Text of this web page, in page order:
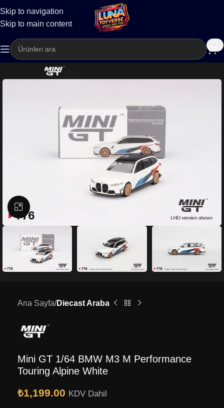
Skip to navigation
Skip to main content
Kargo
Büyütmek için tıklayın
Ana Sayfa Diecast Araba
Mini GT 1/64 BMW M3 M Performance
Touring Alpine White
₺1,199.00 KDV Dahil